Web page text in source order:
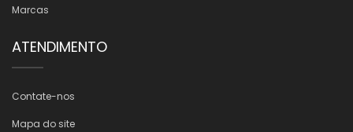
Marcas
ATENDIMENTO
Contate-nos
Mapa do site